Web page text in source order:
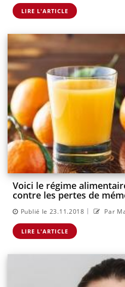
LIRE L'ARTICLE
Voici le régime
contre les pertes de
Publié le 23.11.2018 | Par
LIRE L'ARTICLE